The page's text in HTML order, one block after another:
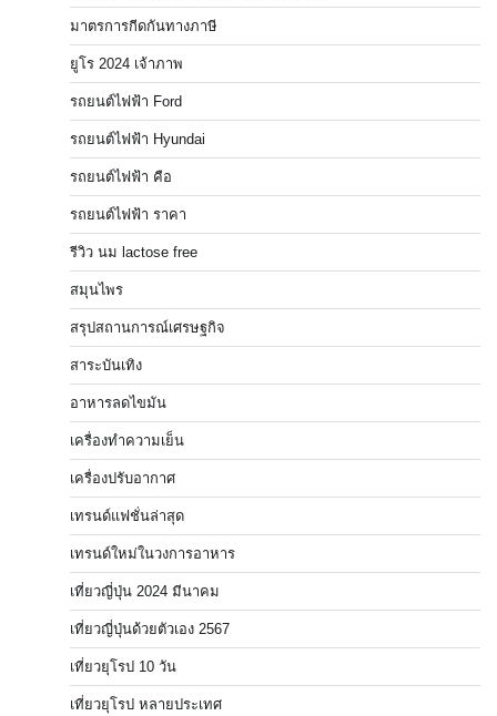
มาตรการกีดกันทางภาษี
ยูโร 2024 เจ้าภาพ
รถยนต์ไฟฟ้า Ford
รถยนต์ไฟฟ้า Hyundai
รถยนต์ไฟฟ้า คือ
รถยนต์ไฟฟ้า ราคา
รีวิว นม lactose free
สมุนไพร
สรุปสถานการณ์เศรษฐกิจ
สาระบันเทิง
อาหารลดไขมัน
เครื่องทำความเย็น
เครื่องปรับอากาศ
เทรนด์แฟชั่นล่าสุด
เทรนด์ใหม่ในวงการอาหาร
เที่ยวญี่ปุ่น 2024 มีนาคม
เที่ยวญี่ปุ่นด้วยตัวเอง 2567
เที่ยวยุโรป 10 วัน
เที่ยวยุโรป หลายประเทศ